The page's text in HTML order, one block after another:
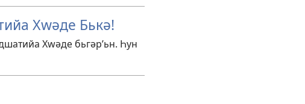
Хԝәде Бькә!
Хԝәде бьгәрʹьн. Һун